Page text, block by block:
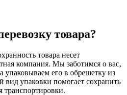
товара?
товара несет
компания. Мы заботимся о вас,
упаковываем его в обрешетку из
упаковки помогает сохранить
транспортировки.